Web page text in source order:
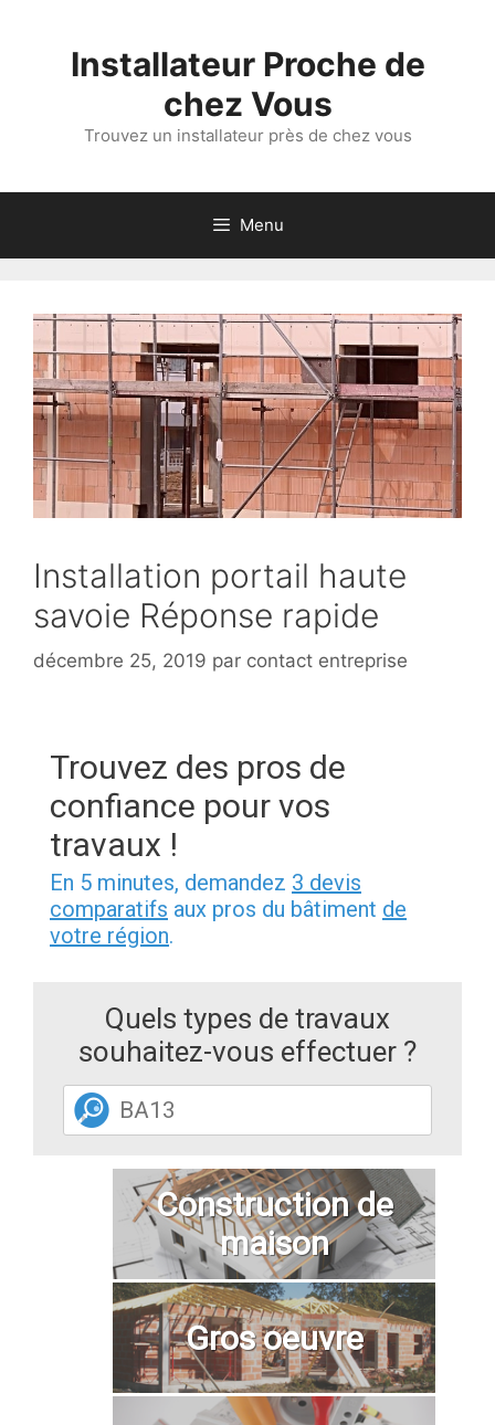
Installateur Proche de
chez Vous
Trouvez un installateur près de chez vous
Menu
Installation portail haute
savoie Réponse rapide
décembre 25, 2019 par contact entreprise
Trouvez des pros de
confiance pour vos
travaux !
En 5 minutes, demandez 3 devis
comparatifs aux pros du bâtiment de
votre région.
Quels types de travaux
souhaitez-vous effectuer ?
Construction de
maison
Gros oeuvre